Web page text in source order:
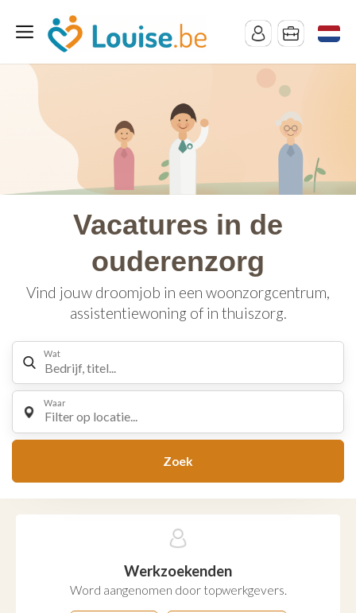
Vacatures in de
ouderenzorg
Vind jouw droomjob in een woonzorgcentrum,
assistentiewoning of in thuiszorg.
Wat
Waar
Filter op locatie...
Zoek
Werkzoekenden
Word aangenomen door topwerkgevers.